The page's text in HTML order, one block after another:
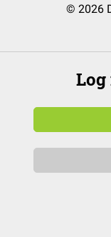
© 2026
Log